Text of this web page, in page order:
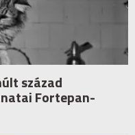
század
Fortepan-